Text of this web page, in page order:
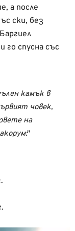
а после
ски, без
го спусна със
камък в
човек,
на